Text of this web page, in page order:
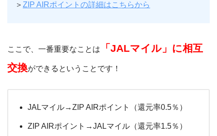
＞ ZIP AIRポイントの詳細はこちらから
ここで、一番重要なことは
「JALマイル」に相互
交換ができるということです！
JALマイル→ZIP AIRポイント（還元率0.5％）
ZIP AIRポイント→JALマイル（還元率1.5％）